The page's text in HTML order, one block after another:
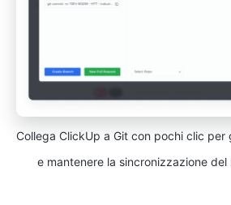
Collega ClickUp a Git con pochi clic per
e mantenere la sincronizzazione